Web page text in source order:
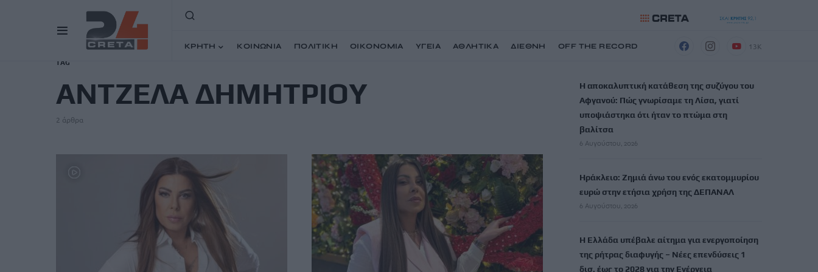
ΚΡΗΤΗ ΚΟΙΝΩΝΙΑ ΠΟΛΙΤΙΚΗ ΟΙΚΟΝΟΜΙΑ ΥΓΕΙΑ ΑΘΛΗΤΙΚΑ ΔΙΕΘΝΗ OFF THE RECORD
13K
TAG
ΑΝΤΖΕΛΑ ΔΗΜΗΤΡΙΟΥ
2 άρθρα
Η αποκαλυπτική κατάθεση της συζύγου του
Αφγανού: Πώς γνωρίσαμε τη Λίσα, γιατί
υποψιάστηκα ότι ήταν το πτώμα στη
βαλίτσα
6 Αυγούστου, 2026
Ηράκλειο: Ζημιά άνω του ενός εκατομμυρίου
ευρώ στην ετήσια χρήση της ΔΕΠΑΝΑΛ
6 Αυγούστου, 2026
Η Ελλάδα υπέβαλε αίτημα για ενεργοποίηση
της ρήτρας διαφυγής – Νέες επενδύσεις 1
δισ. έως το 2028 για την Ενέργεια